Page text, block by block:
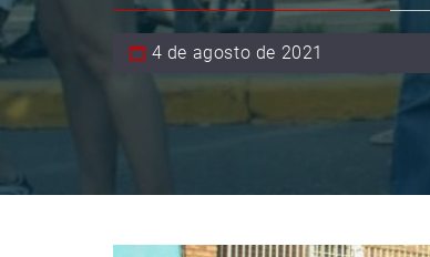
4 de agosto de 2021